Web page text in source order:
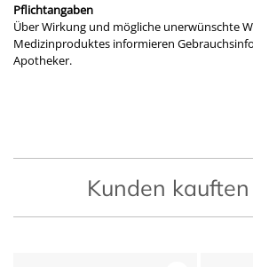
Pflichtangaben
Über Wirkung und mögliche unerwünschte
Medizinproduktes informieren
Apotheker.
Kunden